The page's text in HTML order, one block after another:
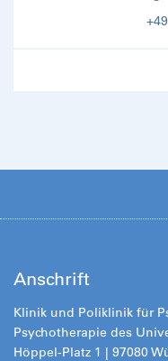
Anschrift
Klinik und Poliklinik für
Psychotherapie des
Höppel-Platz 1 | 97080